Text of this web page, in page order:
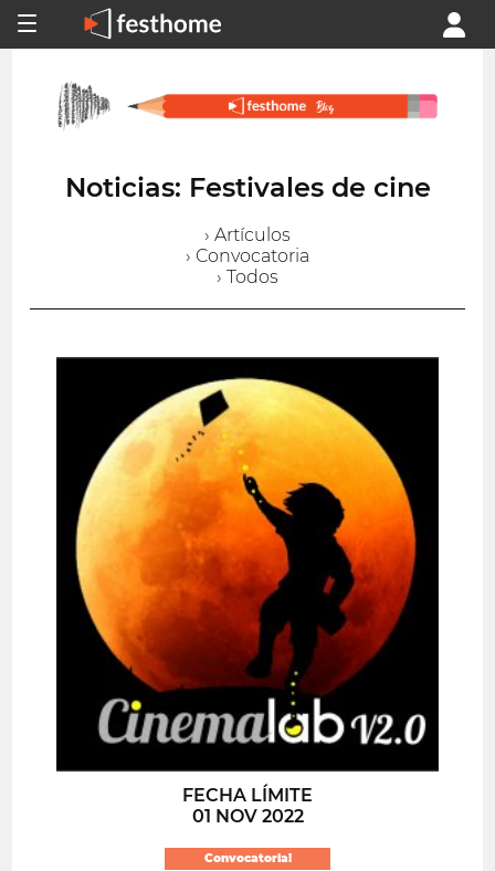
Noticias: Festivales de cine
› Artículos
› Convocatoria
› Todos
FECHA LÍMITE
01 NOV 2022
Convocatoria!